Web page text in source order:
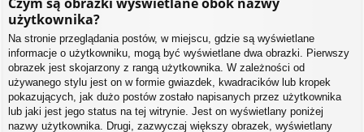
użytkownika?
Na stronie przeglądania postów, w miejscu, gdzie są wyświetlane
informacje o użytkowniku, mogą być wyświetlane dwa obrazki. Pierwszy
obrazek jest skojarzony z rangą użytkownika. W zależności od
używanego stylu jest on w formie gwiazdek, kwadracików lub kropek
pokazujących, jak dużo postów zostało napisanych przez użytkownika
lub jaki jest jego status na tej witrynie. Jest on wyświetlany poniżej
nazwy użytkownika. Drugi, zazwyczaj większy obrazek, wyświetlany